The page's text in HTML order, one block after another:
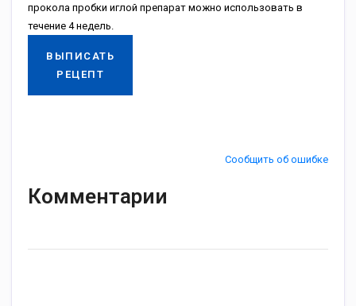
прокола пробки иглой препарат можно использовать в
течение 4 недель.
ВЫПИСАТЬ
РЕЦЕПТ
Сообщить об ошибке
Комментарии